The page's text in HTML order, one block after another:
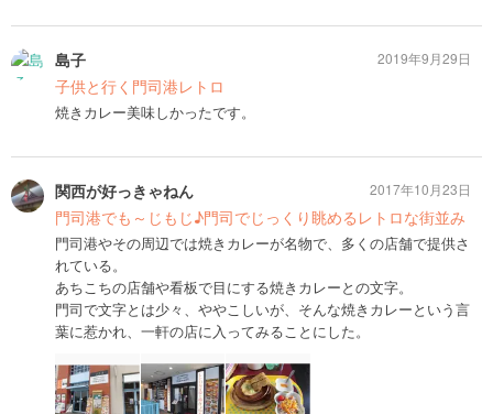
島子
子供と行く門司港レトロ
焼きカレー美味しかったです。
2019年9月29日
関西が好っきゃねん
門司港でも～じもじ♪門司でじっくり眺めるレトロな街並み
門司港やその周辺では焼きカレーが名物で、多くの店舗で提供さ
れている。
あちこちの店舗や看板で目にする焼きカレーとの文字。
門司で文字とは少々、ややこしいが、そんな焼きカレーという言
葉に惹かれ、一軒の店に入ってみることにした。
2017年10月23日